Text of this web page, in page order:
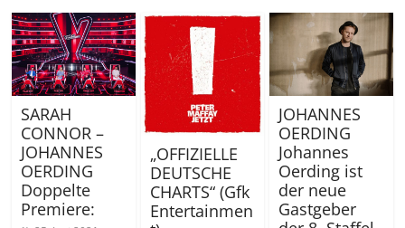
SARAH
CONNOR –
JOHANNES
OERDING
Doppelte
Premiere:
„OFFIZIELLE
DEUTSCHE
CHARTS“ (Gfk
Entertainmen
JOHANNES
OERDING
Johannes
Oerding ist
der neue
Gastgeber